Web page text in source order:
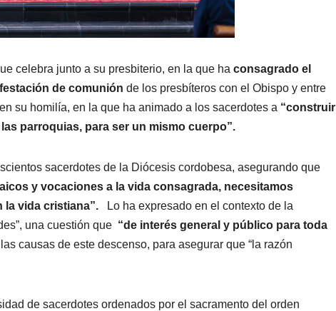
celebra junto a su presbiterio, en la que ha consagrado el
de comunión de los presbíteros con el Obispo y entre
su homilía, en la que ha animado a los sacerdotes a “construir
parroquias, para ser un mismo cuerpo”.
sacerdotes de la Diócesis cordobesa, asegurando que
y vocaciones a la vida consagrada, necesitamos
la vida cristiana”. Lo ha expresado en el contexto de la
una cuestión que “de interés general y público para toda
causas de este descenso, para asegurar que “la razón
de sacerdotes ordenados por el sacramento del orden